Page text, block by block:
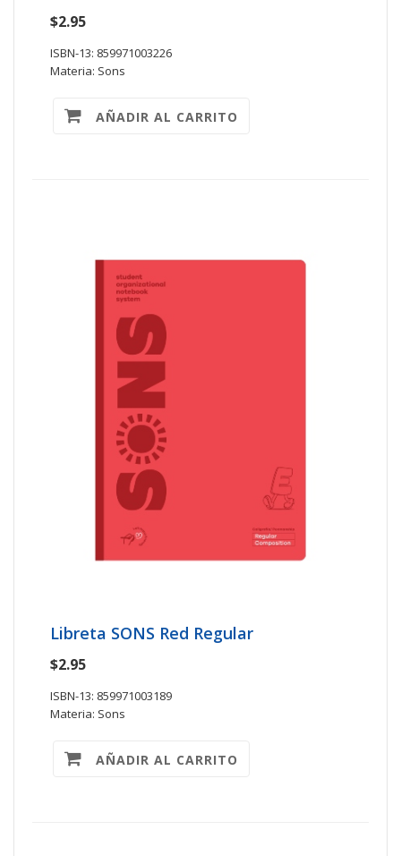
$2.95
ISBN-13: 859971003226
Materia: Sons
AÑADIR AL CARRITO
Libreta SONS Red Regular
$2.95
ISBN-13: 859971003189
Materia: Sons
AÑADIR AL CARRITO